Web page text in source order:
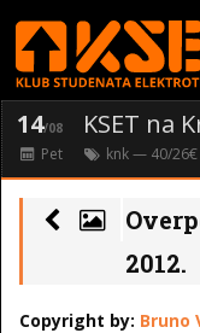
14/08 KSET na
Pet knk— 40/
2012.
Copyright by: Bruno